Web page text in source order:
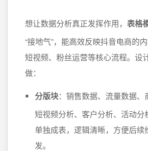
想让数据分析真正发挥作用， 表格
“接地气”，能高效反映抖音电商的内
短视频、粉丝运营等核心流程。设
做：
分版块：销售数据、流量数据
短视频分析、客户分析、活动分
单独成表，逻辑清晰，方便后续
发。